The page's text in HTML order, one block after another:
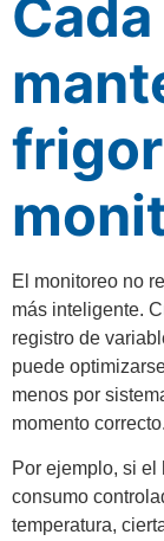
El monitoreo no
más inteligente.
registro de
puede
menos por
momento correcto.
Por ejemplo, si el
consumo
temperatura,